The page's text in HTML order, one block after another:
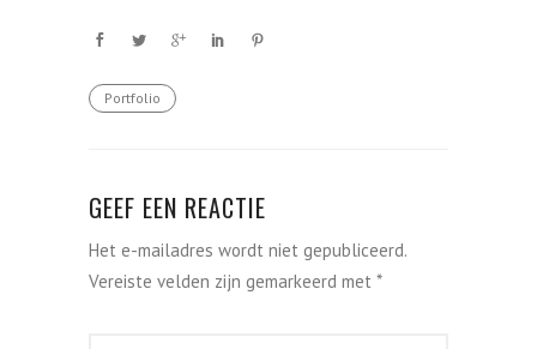
Portfolio
GEEF EEN REACTIE
Het e-mailadres wordt niet gepubliceerd.
Vereiste velden zijn gemarkeerd met *